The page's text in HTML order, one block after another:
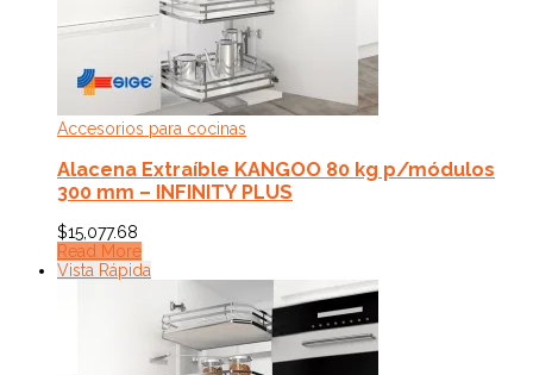
Accesorios para cocinas
Alacena Extraíble KANGOO 80 kg p/módulos
300 mm – INFINITY PLUS
$15,077.68
Read More
Vista Rápida